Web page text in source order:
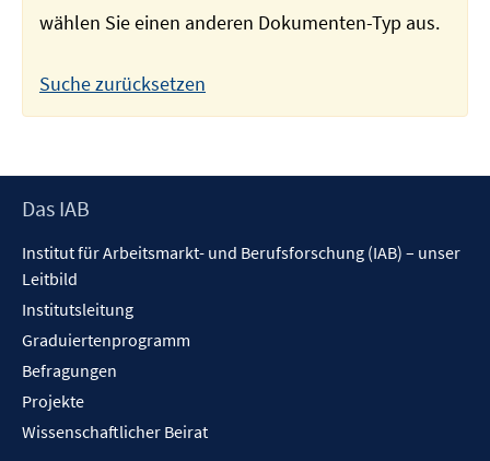
wählen Sie einen anderen Dokumenten-Typ aus.
Suche zurücksetzen
Footer
Das IAB
Institut für Arbeitsmarkt- und Berufsforschung (IAB) – unser
Leitbild
Institutsleitung
Graduiertenprogramm
Befragungen
Projekte
Wissenschaftlicher Beirat